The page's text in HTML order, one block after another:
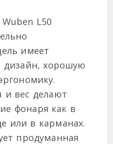
L50
имеет
дизайн, хорошую
вес делают
фонаря как в
или в карманах.
продуманная